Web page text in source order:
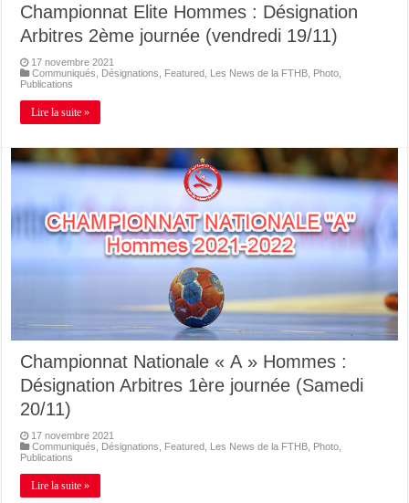
Championnat Elite Hommes : Désignation
Arbitres 2ème journée (vendredi 19/11)
17 novembre 2021
Communiqués
Désignations Featured Les News de la FTHB Photo
Publications
Lire la suite »
Championnat Nationale « A » Hommes :
Désignation Arbitres 1ère journée (Samedi
20/11)
17 novembre 2021
Communiqués
Désignations Featured Les News de la FTHB Photo
Publications
Lire la suite »